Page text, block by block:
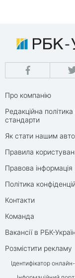
Про компанію
Редакційна політика
стандарти
Як стати нашим
Правила
Правова інформація
Політика
Контакти
Команда
Вакансії в РБК-
Розмістити рекламу
Ідентифікатор